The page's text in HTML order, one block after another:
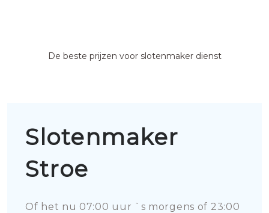
De beste prijzen voor slotenmaker dienst
Slotenmaker
Stroe
Of het nu 07:00 uur `s morgens of 23:00